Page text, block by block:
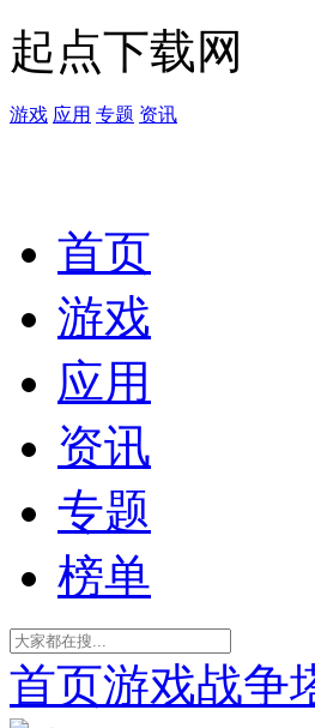
起点下载网
游戏 应用 专题 资讯
首页
游戏
应用
资讯
专题
榜单
首页游戏战争